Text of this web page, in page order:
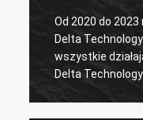
Od 2020 do
Delta
wszystkie
Delta